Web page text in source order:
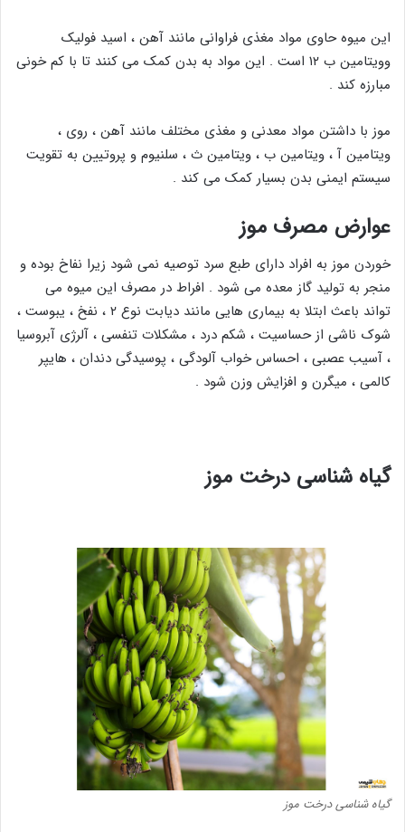
این میوه حاوی مواد مغذی فراوانی مانند آهن ، اسید فولیک
وویتامین ب ۱۲ است . این مواد به بدن کمک می کنند تا با کم خونی
مبارزه کند .
موز با داشتن مواد معدنی و مغذی مختلف مانند آهن ، روی ،
ویتامین آ ، ویتامین ب ، ویتامین ث ، سلنیوم و پروتیین به تقویت
سیستم ایمنی بدن بسیار کمک می کند .
عوارض مصرف موز
خوردن موز به افراد دارای طبع سرد توصیه نمی شود زیرا نفاخ بوده و
منجر به تولید گاز معده می شود . افراط در مصرف این میوه می
تواند باعث ابتلا به بیماری هایی مانند دیابت نوع ۲ ، نفخ ، یبوست ،
شوک ناشی از حساسیت ، شکم درد ، مشکلات تنفسی ، آلرژی آبروسیا
، آسیب عصبی ، احساس خواب آلودگی ، پوسیدگی دندان ، هایپر
کالمی ، میگرن و افزایش وزن شود .
گیاه شناسی درخت موز
گیاه شناسی درخت موز